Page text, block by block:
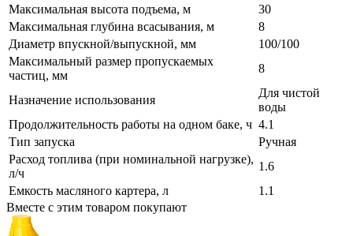
Максимальная высота подъема, м
30
Максимальная глубина всасывания, м
8
Диаметр впускной/выпускной, мм
100/100
Максимальный размер пропускаемых
частиц, мм
8
Назначение использования
Для чистой
воды
Продолжительность работы на одном баке, ч 4.1
Тип запуска
Ручная
Расход топлива (при номинальной нагрузке),
л/ч
1.6
Емкость масляного картера, л
1.1
Вместе с этим товаром покупают